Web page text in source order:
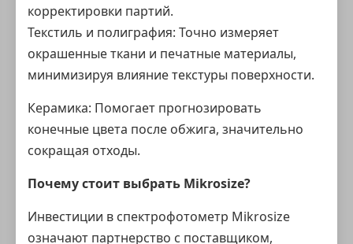
корректировки партий.
Текстиль и полиграфия: Точно измеряет
окрашенные ткани и печатные материалы,
минимизируя влияние текстуры поверхности.
Керамика: Помогает прогнозировать
конечные цвета после обжига, значительно
сокращая отходы.
Почему стоит выбрать Mikrosize?
Инвестиции в спектрофотометр Mikrosize
означают партнерство с поставщиком,